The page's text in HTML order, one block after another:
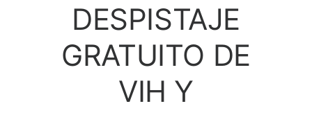
DESPISTAJE
GRATUITO DE
VIH Y